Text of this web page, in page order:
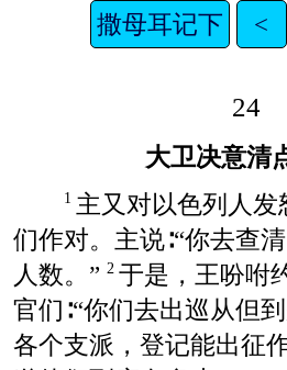
撒母耳记下 <
24
大卫决意清
1 主又对以色列人
们作对。主说∶“你去查
人数。” 2 于是，王吩咐
官们∶“你们去出巡从但
各个支派，登记能出征